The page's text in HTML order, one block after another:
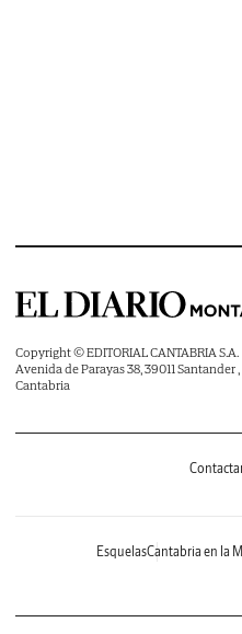
Copyright © EDITORIAL CANTABRIA S.A.
Avenida de Parayas 38, 39011 Santander ,
Cantabria
EsquelasCantabria en la